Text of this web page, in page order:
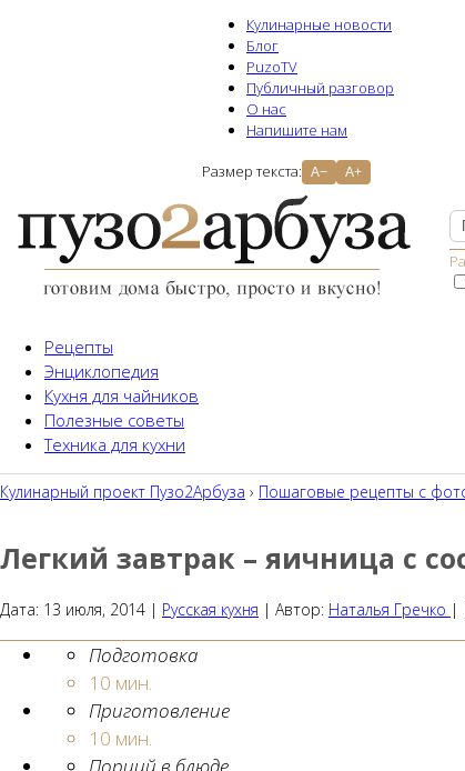
Кулинарные новости
Блог
PuzoTV
Публичный разговор
О нас
Напишите нам
Размер текста: A− A+
Рецепты
Энциклопедия
Кухня для чайников
Полезные советы
Техника для кухни
Кулинарный проект Пузо2Aрбуза › Пошаговые рецепты с
Легкий завтрак – яичница с
Дата: 13 июля, 2014 | Русская кухня | Автор: Наталья Гречко |
Подготовка
10 мин.
Приготовление
10 мин.